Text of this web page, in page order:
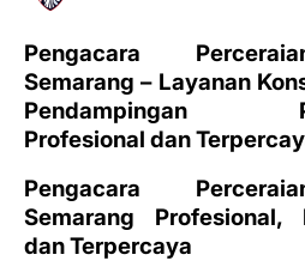
Pengacara
Semarang – Layanan
Pendampingan
Profesional dan
Pengacara
Semarang Profesional,
dan Terpercaya